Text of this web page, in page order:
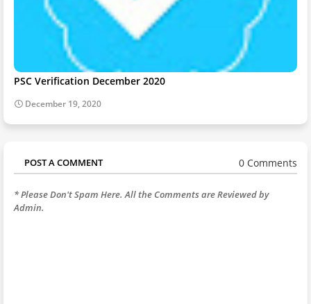
PSC Verification December 2020
December 19, 2020
POST A COMMENT 0 Comments
* Please Don't Spam Here. All the Comments are Reviewed by
Admin.